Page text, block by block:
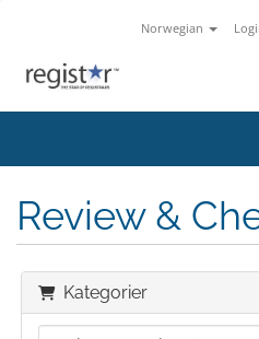
Norwegian
Review &
Kategorier